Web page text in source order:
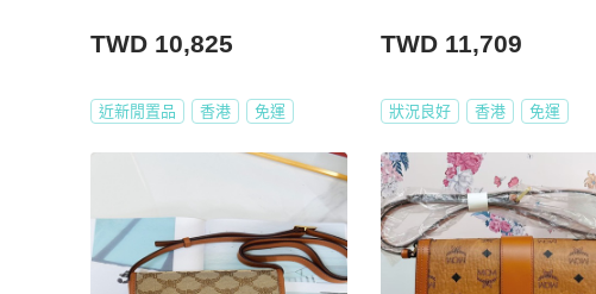
TWD 10,825
近新閒置品 香港 免運
TWD 11,709
狀況良好 香港 免運